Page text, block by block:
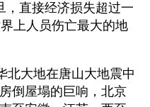
，直接经济损失超过一
上人员伤亡最大的地
北大地在唐山大地震中
倒屋塌的巨响，北京